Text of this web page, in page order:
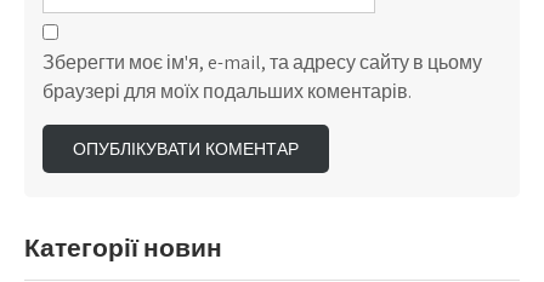
Зберегти моє ім'я, e-mail, та адресу сайту в цьому
браузері для моїх подальших коментарів.
Категорії новин